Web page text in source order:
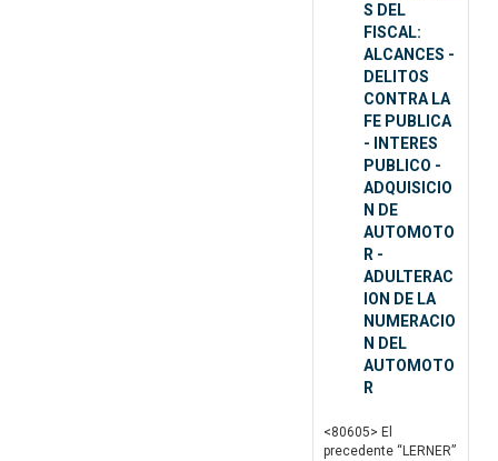
S DEL
FISCAL:
ALCANCES -
DELITOS
CONTRA LA
FE PUBLICA
- INTERES
PUBLICO -
ADQUISICIO
N DE
AUTOMOTO
R -
ADULTERAC
ION DE LA
NUMERACIO
N DEL
AUTOMOTO
R
<80605> El
precedente “LERNER”